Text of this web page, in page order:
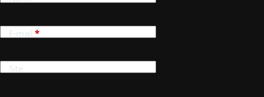
E-mail *
Site